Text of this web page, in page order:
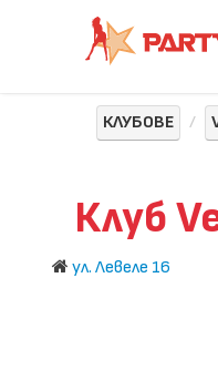
КЛУБОВЕ
Клуб
ул. Левеле 16